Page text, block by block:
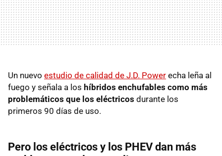
Un nuevo estudio de calidad de J.D. Power echa leña al
fuego y señala a los híbridos enchufables como más
problemáticos que los eléctricos durante los
primeros 90 días de uso.
Pero los eléctricos y los PHEV dan más